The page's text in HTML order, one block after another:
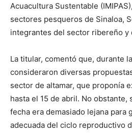
Acuacultura Sustentable
sectores pesqueros de Sinaloa,
integrantes del sector ribereño y
La titular, comentó que, durante
consideraron diversas
sector de altamar, que proponía
hasta el 15 de abril. No
fecha era demasiado lejana para
adecuada del ciclo reproductivo